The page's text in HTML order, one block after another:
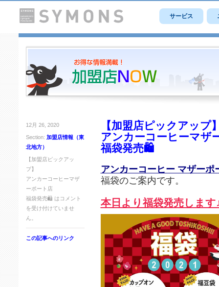
サービス
12月 26, 2020
Section: 加盟店情報（東
北地方）
【加盟店ピックアッ
プ】
アンカーコーヒーマザ
ーポート店
福袋発売🛍 は コメント
を受け付けていませ
ん。
この記事へのリンク
【加盟店ピックアップ
アンカーコーヒーマザ
福袋発売🛍
アンカーコーヒー マザーポ
福袋のご案内です。
本日より福袋発売します